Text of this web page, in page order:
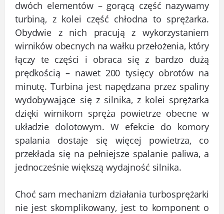
dwóch elementów – gorącą część nazywamy
turbiną, z kolei część chłodna to sprężarka.
Obydwie z nich pracują z wykorzystaniem
wirników obecnych na wałku przełożenia, który
łączy te części i obraca się z bardzo dużą
prędkością – nawet 200 tysięcy obrotów na
minutę. Turbina jest napędzana przez spaliny
wydobywające się z silnika, z kolei sprężarka
dzięki wirnikom spręża powietrze obecne w
układzie dolotowym. W efekcie do komory
spalania dostaje się więcej powietrza, co
przekłada się na pełniejsze spalanie paliwa, a
jednocześnie większą wydajność silnika.
Choć sam mechanizm działania turbosprężarki
nie jest skomplikowany, jest to komponent o